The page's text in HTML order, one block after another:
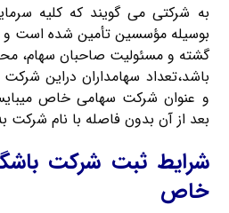
به شرکتی می گویند که کلیه
بوسیله مؤسسین تأمین شده است و
گشته و مسئولیت صاحبان سهام،
باشد،تعداد سهامداران دراین
و عنوان شرکت سهامی خاص
بعد از آن بدون فاصله با نام
شرایط ثبت شرکت
خاص